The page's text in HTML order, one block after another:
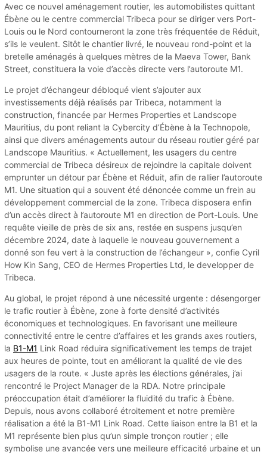
Avec ce nouvel aménagement routier, les automobilistes quittant
Ébène ou le centre commercial Tribeca pour se diriger vers Port-
Louis ou le Nord contourneront la zone très fréquentée de Réduit,
s’ils le veulent. Sitôt le chantier livré, le nouveau rond-point et la
bretelle aménagés à quelques mètres de la Maeva Tower, Bank
Street, constituera la voie d’accès directe vers l’autoroute M1.
Le projet d’échangeur débloqué vient s’ajouter aux
investissements déjà réalisés par Tribeca, notamment la
construction, financée par Hermes Properties et Landscope
Mauritius, du pont reliant la Cybercity d’Ébène à la Technopole,
ainsi que divers aménagements autour du réseau routier géré par
Landscope Mauritius. « Actuellement, les usagers du centre
commercial de Tribeca désireux de rejoindre la capitale doivent
emprunter un détour par Ébène et Réduit, afin de rallier l’autoroute
M1. Une situation qui a souvent été dénoncée comme un frein au
développement commercial de la zone. Tribeca disposera enfin
d’un accès direct à l’autoroute M1 en direction de Port-Louis. Une
requête vieille de près de six ans, restée en suspens jusqu’en
décembre 2024, date à laquelle le nouveau gouvernement a
donné son feu vert à la construction de l’échangeur », confie Cyril
How Kin Sang, CEO de Hermes Properties Ltd, le developper de
Tribeca.
Au global, le projet répond à une nécessité urgente : désengorger
le trafic routier à Ébène, zone à forte densité d’activités
économiques et technologiques. En favorisant une meilleure
connectivité entre le centre d’affaires et les grands axes routiers,
la B1-M1 Link Road réduira significativement les temps de trajet
aux heures de pointe, tout en améliorant la qualité de vie des
usagers de la route. « Juste après les élections générales, j’ai
rencontré le Project Manager de la RDA. Notre principale
préoccupation était d’améliorer la fluidité du trafic à Ébène.
Depuis, nous avons collaboré étroitement et notre première
réalisation a été la B1-M1 Link Road. Cette liaison entre la B1 et la
M1 représente bien plus qu’un simple tronçon routier ; elle
symbolise une avancée vers une meilleure efficacité urbaine et un